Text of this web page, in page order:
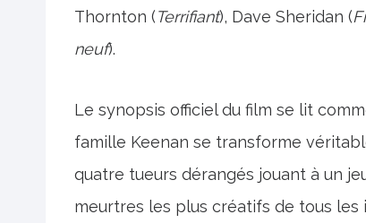
Thornton (Terrifiant), Dave Sheridan (
neuf).
Le synopsis officiel du film se lit
famille Keenan se transforme
quatre tueurs dérangés jouant à un
meurtres les plus créatifs de tous les